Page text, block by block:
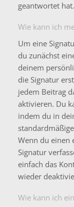
geantwortet hat.
Wie kann ich
Um eine
du zunächst
deinem
die Signatur
jedem Beitrag
aktivieren. Du
indem du in
Wenn du einen
Signatur
einfach das
wieder
Wie kann ich